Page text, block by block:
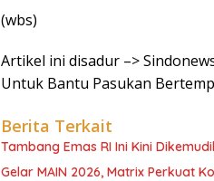
(wbs)
Artikel ini disadur –>
Untuk Bantu Pasukan
Berita Terkait
Tambang Emas RI Ini Kini
Gelar MAIN 2026, Matrix Perkuat